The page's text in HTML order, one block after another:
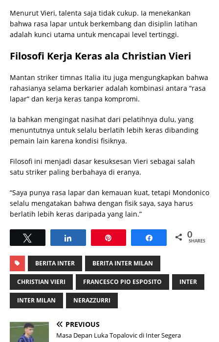
Menurut Vieri, talenta saja tidak cukup. Ia menekankan
bahwa rasa lapar untuk berkembang dan disiplin latihan
adalah kunci utama untuk mencapai level tertinggi.
Filosofi Kerja Keras ala Christian Vieri
Mantan striker timnas Italia itu juga mengungkapkan bahwa
rahasianya selama berkarier adalah kombinasi antara “rasa
lapar” dan kerja keras tanpa kompromi.
Ia bahkan mengingat nasihat dari pelatihnya dulu, yang
menuntutnya untuk selalu berlatih lebih keras dibanding
pemain lain karena kondisi fisiknya.
Filosofi ini menjadi dasar kesuksesan Vieri sebagai salah
satu striker paling berbahaya di eranya.
“Saya punya rasa lapar dan kemauan kuat, tetapi Mondonico
selalu mengatakan bahwa dengan fisik saya, saya harus
berlatih lebih keras daripada yang lain.”
Share 0
SHARES
BERITA INTER BERITA INTER MILAN
CHRISTIAN VIERI FRANCESCO PIO ESPOSITO INTER
INTER MILAN NERAZZURRI
PREVIOUS
Masa Depan Luka Topalovic di Inter Segera